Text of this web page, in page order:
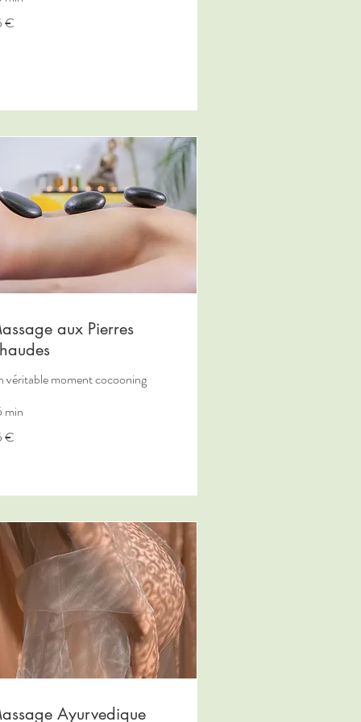
€
aux Pierres
véritable moment cocooning
min
€
Ayurvedique